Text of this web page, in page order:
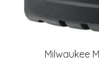
Milwaukee